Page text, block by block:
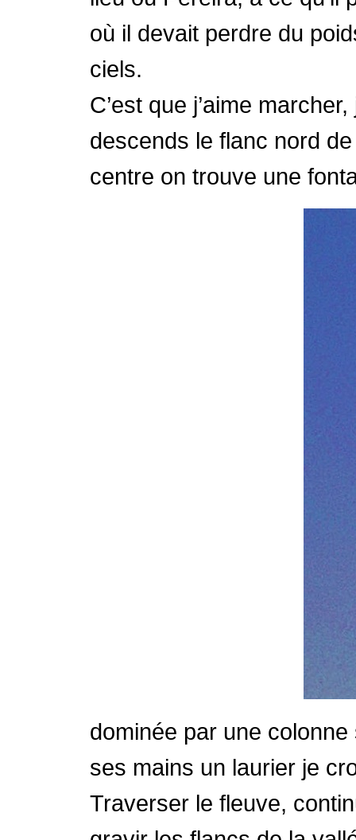
où il devait perdre du
ciels.
C’est que j’aime
descends le flanc nord
centre on trouve une
dominée par une
ses mains un laurier je
Traverser le fleuve,